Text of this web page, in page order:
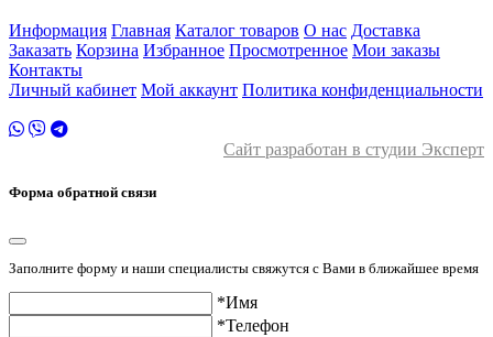
Информация Главная Каталог товаров О нас Доставка
Заказать Корзина Избранное Просмотренное Мои заказы
Контакты
Личный кабинет Мой аккаунт Политика конфиденциальности
Сайт разработан в студии Эксперт
Форма обратной связи
Заполните форму и наши специалисты свяжутся с Вами в ближайшее время
*Имя
*Телефон